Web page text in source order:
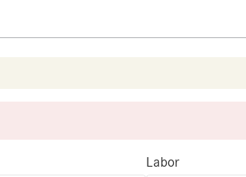
Labor